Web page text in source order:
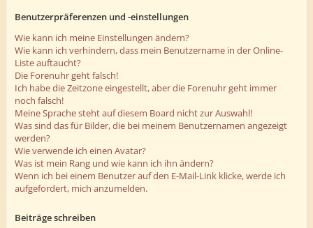
Benutzerpräferenzen und -einstellungen
Wie kann ich meine Einstellungen ändern?
Wie kann ich verhindern, dass mein Benutzername in der Online-
Liste auftaucht?
Die Forenuhr geht falsch!
Ich habe die Zeitzone eingestellt, aber die Forenuhr geht immer
noch falsch!
Meine Sprache steht auf diesem Board nicht zur Auswahl!
Was sind das für Bilder, die bei meinem Benutzernamen angezeigt
werden?
Wie verwende ich einen Avatar?
Was ist mein Rang und wie kann ich ihn ändern?
Wenn ich bei einem Benutzer auf den E-Mail-Link klicke, werde ich
aufgefordert, mich anzumelden.
Beiträge schreiben